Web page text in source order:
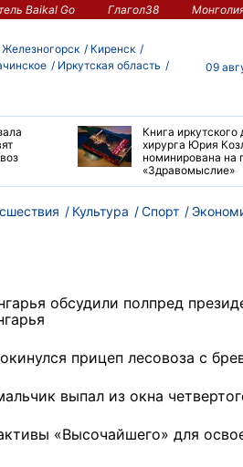
Baikal Go Глагол38
Железногорск
Киренск
Иркутская область
09
Книга иркутского
хирурга Юрия
номинирована на
«Здравомыслие»
Культура Спорт
обсудили полпред
прицеп лесовоза с
выпал из окна
«Высочайшего» для